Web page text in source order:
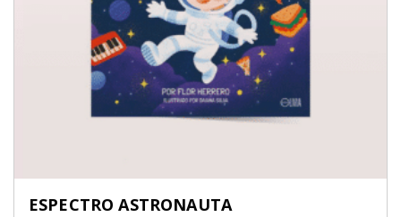
ESPECTRO ASTRONAUTA